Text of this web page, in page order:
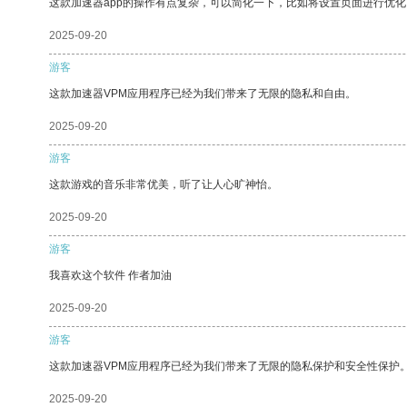
这款加速器app的操作有点复杂，可以简化一下，比如将设置页面进行优
2025-09-20
游客
这款加速器VPM应用程序已经为我们带来了无限的隐私和自由。
2025-09-20
游客
这款游戏的音乐非常优美，听了让人心旷神怡。
2025-09-20
游客
我喜欢这个软件 作者加油
2025-09-20
游客
这款加速器VPM应用程序已经为我们带来了无限的隐私保护和安全性保护
2025-09-20